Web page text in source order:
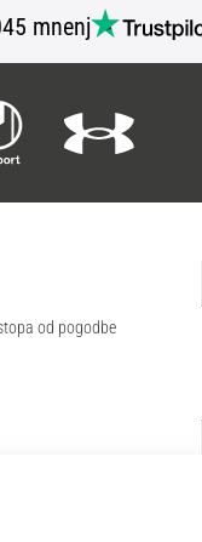
mnenj
od pogodbe